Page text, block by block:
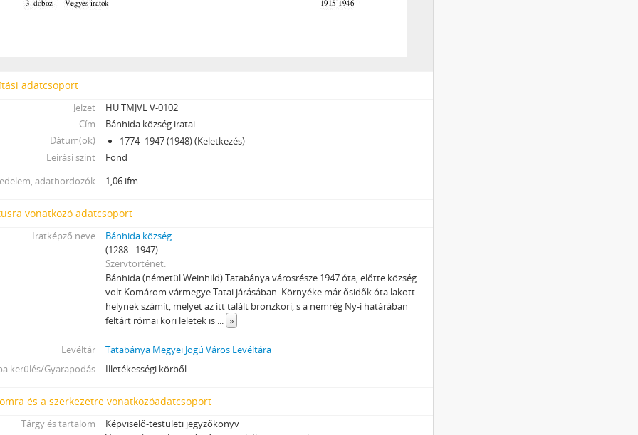
adatcsoport
Jelzet
HU TMJVL V-0102
Cím
Bánhida község iratai
Dátum(ok)
1774–1947 (1948) (Keletkezés)
Leírási szint
Fond
adathordozók
1,06 ifm
vonatkozó adatcsoport
Iratképző neve
Bánhida község
(1288 - 1947)
Szervtörténet
Bánhida (németül Weinhild) Tatabánya városrésze 1947 óta, előtte község
volt Komárom vármegye Tatai járásában. Környéke már ősidők óta lakott
helynek számít, melyet az itt talált bronzkori, s a nemrég Ny-i határában
feltárt római kori leletek is ... »
Levéltár
Tatabánya Megyei Jogú Város Levéltára
kerülés/Gyarapodás
Illetékességi körből
és a szerkezetre vonatkozóadatcsoport
Tárgy és tartalom
Képviselő-testületi jegyzőkönyv